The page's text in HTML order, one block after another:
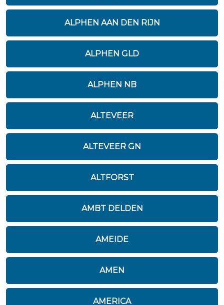
ALPHEN AAN DEN RIJN
ALPHEN GLD
ALPHEN NB
ALTEVEER
ALTEVEER GN
ALTFORST
AMBT DELDEN
AMEIDE
AMEN
AMERICA